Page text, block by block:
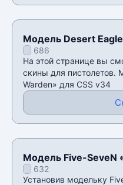
Модель Desert Eagle
v34686
На этой странице вы
скины для пистолетов.
Warden» для CSS v34
Модель Five-SeveN
632
Установив модельку